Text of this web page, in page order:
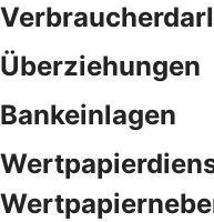
Überziehungen
Bankeinlagen